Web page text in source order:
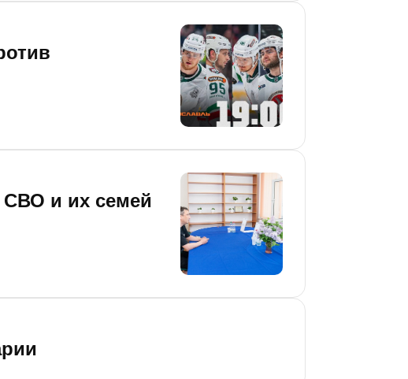
СВО и их семей